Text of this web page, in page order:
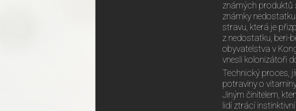
známých produktů
známky
stravu, která je
z nedostatku, beri-
obyvatelstva v
vnesli kolonizátoři
Technický proces,
potraviny o
Jiným činitelem,
lidí ztrácí